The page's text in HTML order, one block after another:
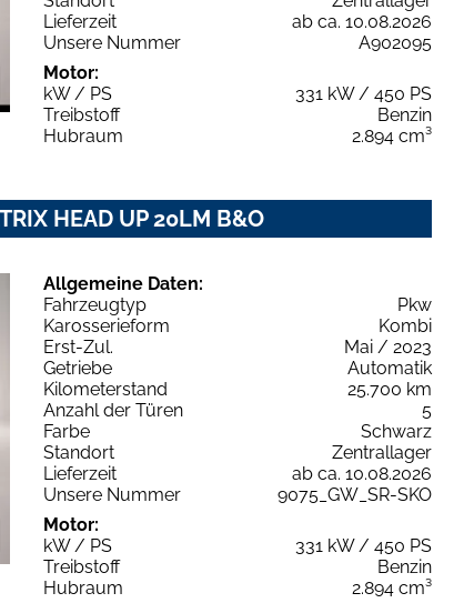
Lieferzeit
ab ca. 10.08.2026
Unsere Nummer
A902095
Motor:
kW / PS
331 kW / 450 PS
Treibstoff
Benzin
Hubraum
2.894 cm³
HEAD UP 20LM B&O
Allgemeine Daten:
Fahrzeugtyp
Pkw
Karosserieform
Kombi
Erst-Zul.
Mai / 2023
Getriebe
Automatik
Kilometerstand
25.700 km
Anzahl der Türen
5
Farbe
Schwarz
Standort
Zentrallager
Lieferzeit
ab ca. 10.08.2026
Unsere Nummer
9075_GW_SR-SKO
Motor:
kW / PS
331 kW / 450 PS
Treibstoff
Benzin
Hubraum
2.894 cm³